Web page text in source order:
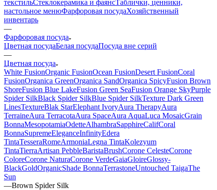
текстильСтеклокерамика и фаянсТаблички, ценники,
настольное менюФарфоровая посудаХозяйственный
инвентарь
—
Фарфоровая посуда
Цветная посудаБелая посудаПосуда вне серий
—
Цветная посуда
White FusionOrganic FusionOcean FusionDesert FusionCoral
FusionOrganica GreenOrganica SandOrganica SpicyFusion Brown
ShoreFusion Blue LakeFusion Green SeaFusion Orange SkyPurple
Spider SilkBlack Spider SilkBlue Spider SilkTexture Dark Green
LinesTextureBlak StarElephant IvoryAura TherapyAura
TerraineAura TerracotaAura SpaceAura AquaLuca MosaicGrain
BonnaMesopotamiaOdetteAlhambraSapphireCalifCoral
BonnaSupremeEleganceInfinityEdera
TintaTesseraRomeArmoniaLegna TintaKolezyum
TintaTierraArtisan PebbleBaristaBrushCorone CelesteCorone
ColoreCorone NaturaCorone VerdeGaiaGloireGlossy-
BlackGoldOrganicShade BonnaTerrastoneUntouched TaigaThe
Sun
—Brown Spider Silk